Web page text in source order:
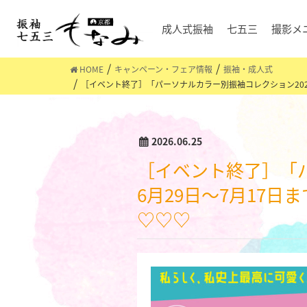
成人式振袖 七五三 撮影メ
HOME キャンペーン・フェア情報
振袖・成人式
［イベント終了］「パーソナルカラー別振袖コレクショ
2026.06.25
［イベント終了］「パーソナルカラー別振袖コレクション2026 VOL.5」を2026年
6月29日～7月17日
♡♡♡